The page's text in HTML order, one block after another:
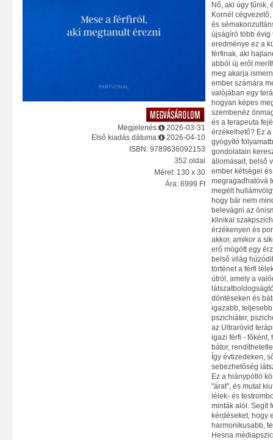
Megjelenés:
2026-03-31
Első kiadás dátuma:
2026-04-10
ISBN: 9789636092153
352 oldal
Méret: 130 x 30
Ára: 6999 Ft
Nő, aki úgy tűnik,
Kornél
és
újságíró több évig
eredménye ez a
férfinak, aki
abból új erőt
meg akarja
ember számára
valójában egy
hogyan képes
szembenéz
és a terapeuta
érzékelhető? Ez
gyógyító
gondolatain
állomásait, belső
ember kétségei
megragadhatóvá
megélt
hogy bár nem
belevágni az
klinikai
érzékenyen és
akkor, amikor a
erő mögött egy
belső világ
történet a férfi
útról, amely a
döntéseken és
igazabb,
pszichiáter,
az Ultrarövid
igazi férfi - főként,
bátor,
Így évtizedeken,
sebezhetőség
Ez a hiánypótló
"árat", és mutat
lélek- és
minták alól. Segít
kérdéseket, hogy
harmonikusabb,
Hesna